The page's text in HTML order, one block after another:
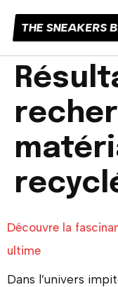
THE SNEAKERS
Découvre la
ultime
Dans l’univers